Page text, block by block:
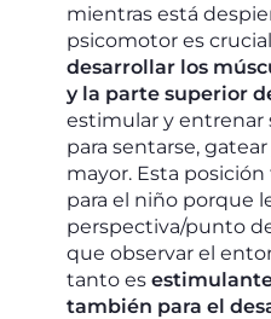
mientras está
psicomotor es
desarrollar los
y la parte superior
estimular y entrenar
para sentarse,
mayor. Esta
para el niño porque
perspectiva/punto
que observar el
tanto es
también para el